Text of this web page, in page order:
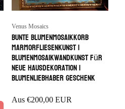
Anbieter:
Venus Mosaics
Bunte Blumenmosaikkorb
Marmorfliesenkunst |
Blumenmosaikwandkunst für
neue Hausdekoration |
Blumenliebhaber Geschenk
Regulärer
Aus €200,00 EUR